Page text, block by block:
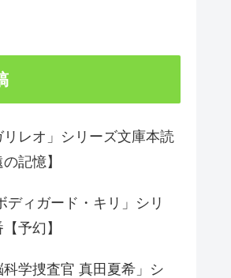
レオ」シリーズ文庫本読
記憶】
ディガード・キリ」シリ
予幻】
学捜査官 真田夏希」シ